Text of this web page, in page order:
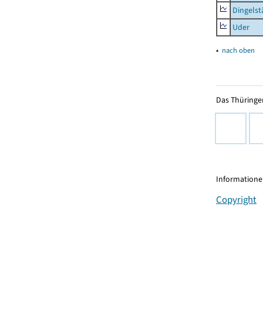
Uder
▴ nach oben
Das
Copyright